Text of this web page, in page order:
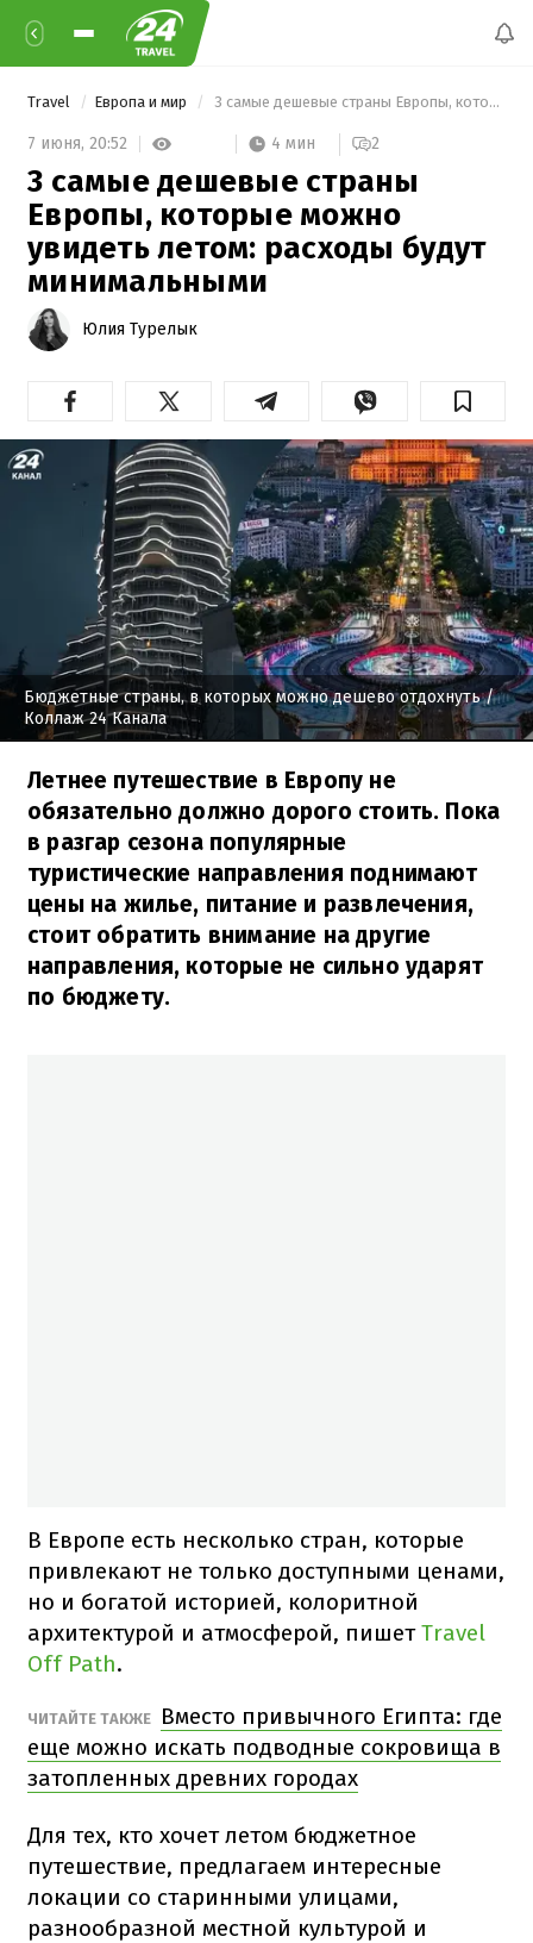
Travel Европа и мир 3 самые дешевые страны Европы, которые можно увидеть летом: расходы будут минимальными
7 июня, 20:52 4 мин 2
3 самые дешевые страны
Европы, которые можно
увидеть летом: расходы будут
минимальными
Юлия Турелык
Бюджетные страны, в которых можно дешево отдохнуть/
Коллаж 24 Канала
Летнее путешествие в Европу не
обязательно должно дорого стоить. Пока
в разгар сезона популярные
туристические направления поднимают
цены на жилье, питание и развлечения,
стоит обратить внимание на другие
направления, которые не сильно ударят
по бюджету.
В Европе есть несколько стран, которые
привлекают не только доступными ценами,
но и богатой историей, колоритной
архитектурой и атмосферой, пишетTravel
Off Path.
ЧИТАЙТЕ ТАКЖЕ
Вместо привычного Египта: где
еще можно искать подводные сокровища в
затопленных древних городах
Для тех, кто хочет летом бюджетное
путешествие, предлагаем интересные
локации со старинными улицами,
разнообразной местной культурой и